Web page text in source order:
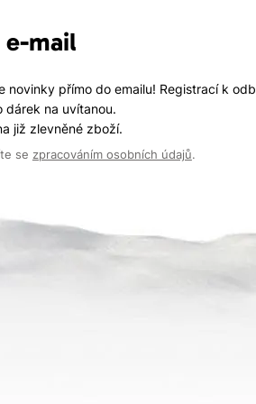
e-mail
novinky přímo do emailu! Registrací k
dárek na uvítanou.
již zlevněné zboží.
se zpracováním osobních údajů.